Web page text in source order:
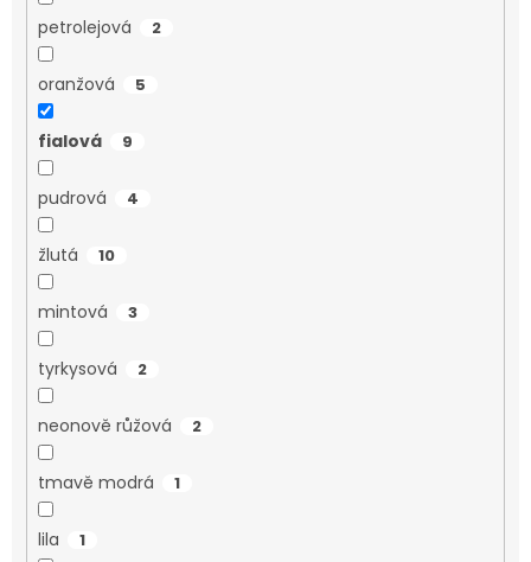
petrolejová 2
oranžová 5
fialová 9
pudrová 4
žlutá 10
mintová 3
tyrkysová 2
neonově růžová 2
tmavě modrá 1
lila 1